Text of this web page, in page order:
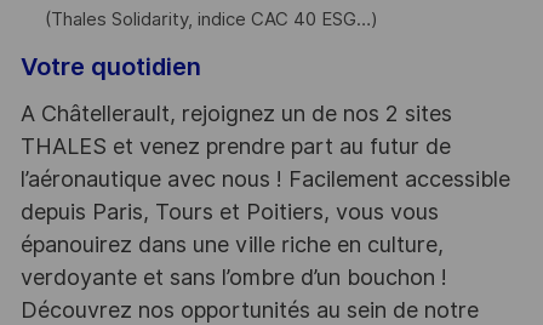
(Thales Solidarity, indice CAC 40 ESG…)
Votre quotidien
A Châtellerault, rejoignez un de nos 2 sites
THALES et venez prendre part au futur de
l’aéronautique avec nous ! Facilement accessible
depuis Paris, Tours et Poitiers, vous vous
épanouirez dans une ville riche en culture,
verdoyante et sans l’ombre d’un bouchon !
Découvrez nos opportunités au sein de notre